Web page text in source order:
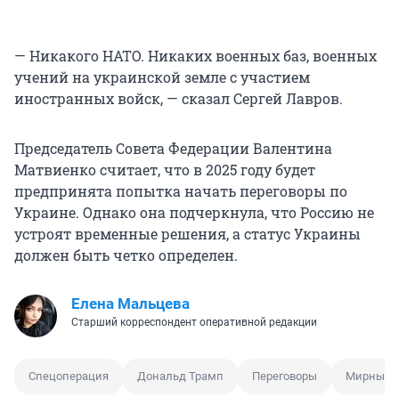
— Никакого НАТО. Никаких военных баз, военных
учений на украинской земле с участием
иностранных войск, — сказал Сергей Лавров.
Председатель Совета Федерации Валентина
Матвиенко считает, что в 2025 году будет
предпринята попытка начать переговоры по
Украине. Однако она подчеркнула, что Россию не
устроят временные решения, а статус Украины
должен быть четко определен.
Елена Мальцева
Старший корреспондент оперативной редакции
Спецоперация Дональд Трамп Переговоры Мирный